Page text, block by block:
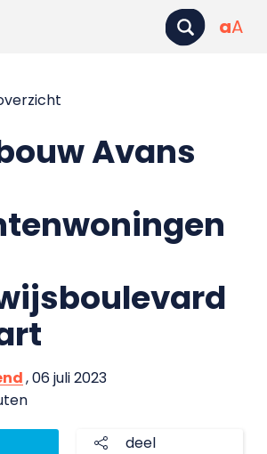
aA
Avans
, 06 juli 2023
deel